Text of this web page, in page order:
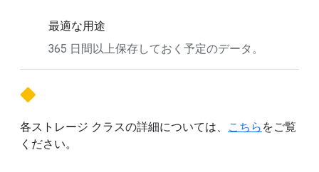
最適な用途
365 日間以上保存しておく予定のデータ。
各ストレージ クラスの詳細については、 こちら をご覧
ください。